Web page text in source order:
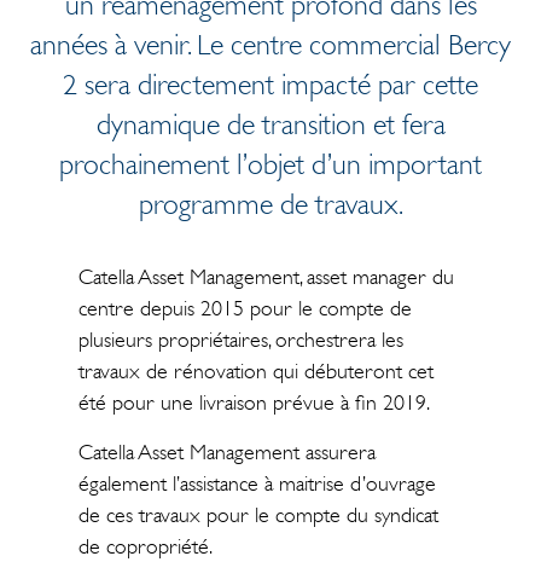
années à venir. Le centre commercial Bercy
2 sera directement impacté par cette
dynamique de transition et fera
prochainement l’objet d’un important
programme de travaux.
Catella Asset Management, asset manager du
centre depuis 2015 pour le compte de
plusieurs propriétaires, orchestrera les
travaux de rénovation qui débuteront cet
été pour une livraison prévue à fin 2019.
Catella Asset Management assurera
également l’assistance à maitrise d’ouvrage
de ces travaux pour le compte du syndicat
de copropriété.